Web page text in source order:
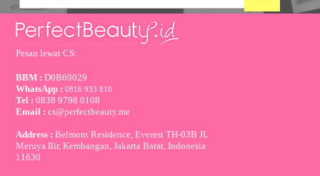
Pesan lewat CS:
BBM : D0B69029
WhatsApp :0816 933 810
Tel :0838 9798 0108
Email :cs@perfectbeauty.me
Address : Belmont Residence, Everest TH-03B JL
Meruya Ilir, Kembangan, Jakarta Barat, Indonesia
11630